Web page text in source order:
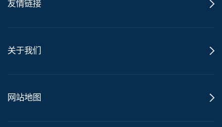
友情链接
关于我们
网站地图